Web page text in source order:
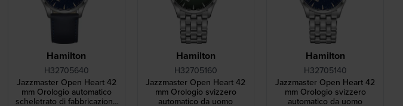
Hamilton
H32705640
Jazzmaster Open Heart 42
mm Orologio automatico
scheletrato di fabbricazione
Hamilton
H32705160
Jazzmaster Open Heart 42
mm Orologio svizzero
automatico da uomo
Hamilton
H32705140
Jazzmaster Open Heart 42
mm Orologio svizzero
automatico da uomo